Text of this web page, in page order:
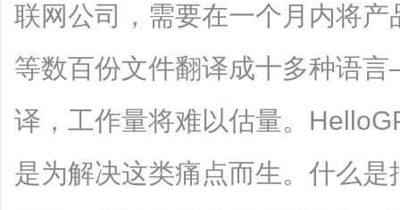
联网公司，需要在一个月内将
等数百份文件翻译成十多种语
译，工作量将难以估量。
是为解决这类痛点而生。什么